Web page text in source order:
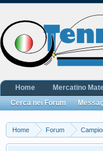
Home Forum
Home Mercatino
Cerca nei Forum